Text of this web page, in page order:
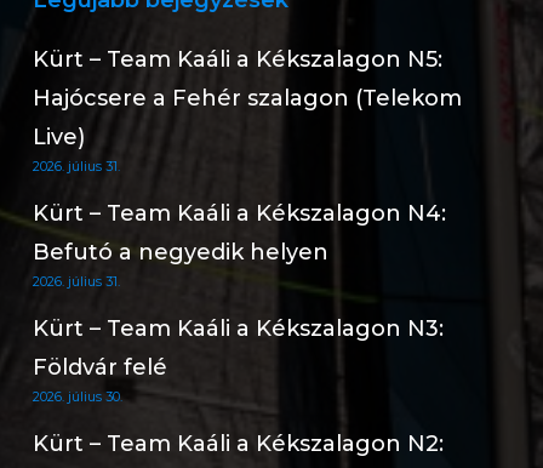
Kürt – Team Kaáli a Kékszalagon N5:
Hajócsere a Fehér szalagon (Telekom
Live)
2026. július 31.
Kürt – Team Kaáli a Kékszalagon N4:
Befutó a negyedik helyen
2026. július 31.
Kürt – Team Kaáli a Kékszalagon N3:
Földvár felé
2026. július 30.
Kürt – Team Kaáli a Kékszalagon N2: